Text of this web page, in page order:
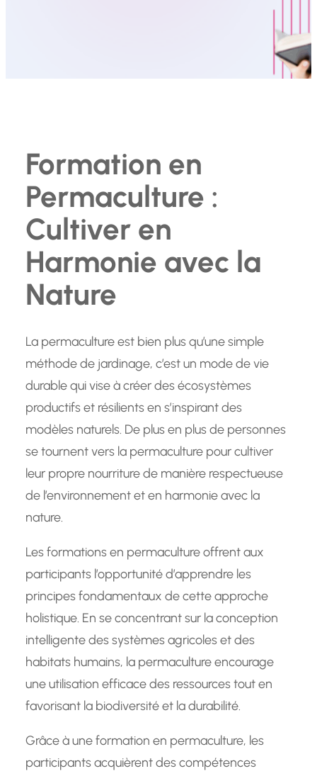
Formation en
Permaculture :
Cultiver en
Harmonie avec la
Nature
La permaculture est bien plus qu’une simple
méthode de jardinage, c’est un mode de vie
durable qui vise à créer des écosystèmes
productifs et résilients en s’inspirant des
modèles naturels. De plus en plus de personnes
se tournent vers la permaculture pour cultiver
leur propre nourriture de manière respectueuse
de l’environnement et en harmonie avec la
nature.
Les formations en permaculture offrent aux
participants l’opportunité d’apprendre les
principes fondamentaux de cette approche
holistique. En se concentrant sur la conception
intelligente des systèmes agricoles et des
habitats humains, la permaculture encourage
une utilisation efficace des ressources tout en
favorisant la biodiversité et la durabilité.
Grâce à une formation en permaculture, les
participants acquièrent des compétences